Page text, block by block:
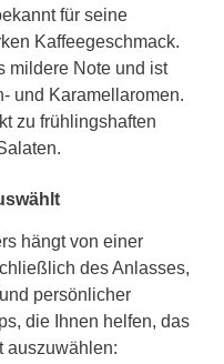
für seine
Kaffeegeschmack.
mildere Note und ist
und Karamellaromen.
zu frühlingshaften
hängt von einer
des Anlasses,
persönlicher
die Ihnen helfen, das
auszuwählen: